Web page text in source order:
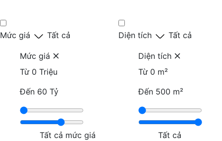
Mức giá Tất cả
Mức giá
Từ 0 Triệu
Đến 60 Tỷ
Tất cả mức giá
Diện tích Tất cả
Diện tích
Từ 0 m²
Đến 500 m²
Tất cả